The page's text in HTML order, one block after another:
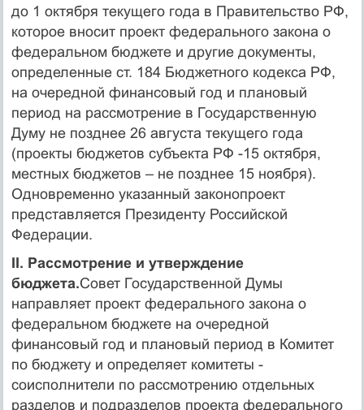
до 1 октября текущего года в Правительство РФ,
которое вносит проект федерального закона о
федеральном бюджете и другие документы,
определенные ст. 184 Бюджетного кодекса РФ,
на очередной финансовый год и плановый
период на рассмотрение в Государственную
Думу не позднее 26 августа текущего года
(проекты бюджетов субъекта РФ -15 октября,
местных бюджетов – не позднее 15 ноября).
Одновременно указанный законопроект
представляется Президенту Российской
Федерации.
II. Рассмотрение и утверждение
бюджета.Совет Государственной Думы
направляет проект федерального закона о
федеральном бюджете на очередной
финансовый год и плановый период в Комитет
по бюджету и определяет комитеты -
соисполнители по рассмотрению отдельных
разделов и подразделов проекта федерального